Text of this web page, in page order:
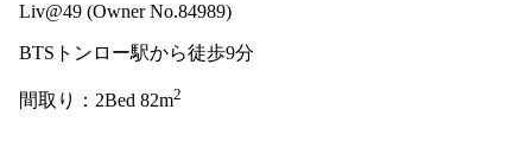
Liv@49 (Owner No.84989)
BTSトンロー駅から徒歩9分
間取り：2Bed 82m2